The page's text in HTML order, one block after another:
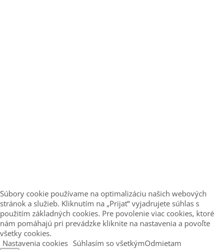
Súbory cookie používame na optimalizáciu našich webových
stránok a služieb. Kliknutím na „Prijať“ vyjadrujete súhlas s
použitím základných cookies. Pre povolenie viac cookies, ktoré
nám pomáhajú pri prevádzke kliknite na nastavenia a povoľte
všetky cookies.
Nastavenia cookies Súhlasím so všetkýmOdmietam